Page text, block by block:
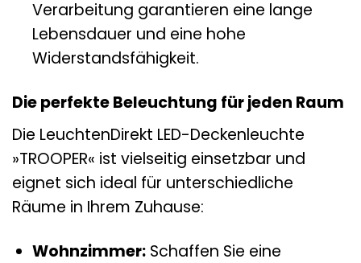
Verarbeitung garantieren eine lange
Lebensdauer und eine hohe
Widerstandsfähigkeit.
Die perfekte Beleuchtung für jeden Raum
Die LeuchtenDirekt LED-Deckenleuchte
»TROOPER« ist vielseitig einsetzbar und
eignet sich ideal für unterschiedliche
Räume in Ihrem Zuhause:
Wohnzimmer:Schaffen Sie eine